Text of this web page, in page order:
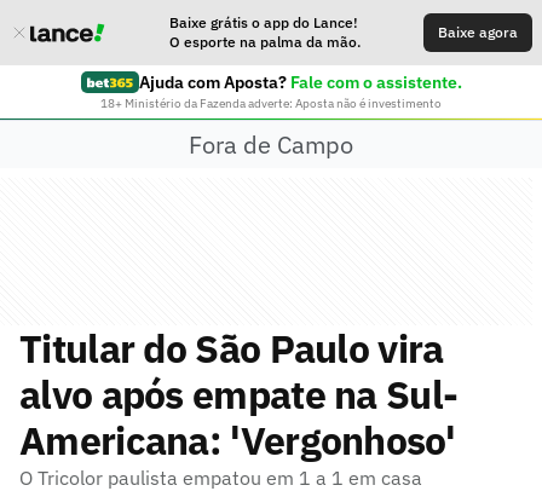
Baixe grátis o app do Lance!
O esporte na palma da mão.
Baixe agora
Ajuda com Aposta? Fale com o assistente.
18+ Ministério da Fazenda adverte: Aposta não é investimento
Fora de Campo
Titular do São Paulo vira
alvo após empate na Sul-
Americana: 'Vergonhoso'
O Tricolor paulista empatou em 1 a 1 em casa